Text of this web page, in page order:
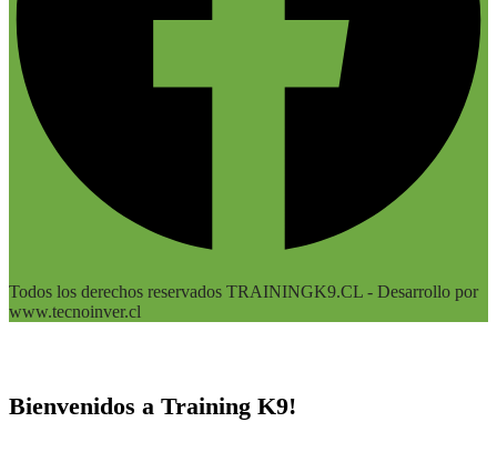
Todos los derechos reservados TRAININGK9.CL - Desarrollo por
www.tecnoinver.cl
Bienvenidos a Training K9!